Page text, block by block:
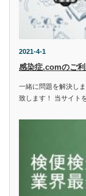
2021-4-1
感染症.comのご
一緒に問題を解決し
致します！ 当サイト